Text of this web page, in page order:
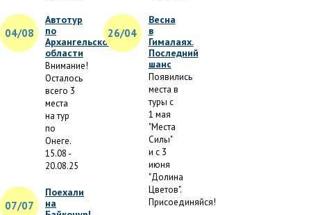
04/08
Автотур
по
Архангельской
области
Внимание!
Осталось
всего 3
места
на тур
по
Онеге.
15.08 -
20.08.25
07/07
Поехали
на
26/04
Весна
в
Гималаях.
Последний
шанс
Появились
места в
туры с
1 мая
"Места
Силы"
и с 3
июня
"Долина
Цветов".
Присоединяйся!